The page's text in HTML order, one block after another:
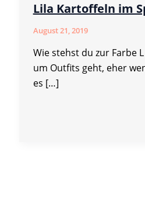
Lila Kartoffeln im
August 21, 2019
Wie stehst du zur Farbe L
um Outfits geht, eher
es […]